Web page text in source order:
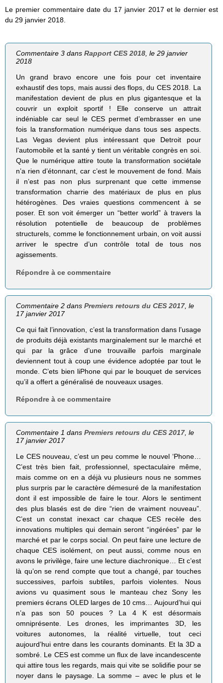
Le premier commentaire date du 17 janvier 2017 et le dernier est
du 29 janvier 2018.
Commentaire 3 dansRapport CES 2018, le 29 janvier
2018
Un grand bravo encore une fois pour cet inventaire
exhaustif des tops, mais aussi des flops, du CES 2018. La
manifestation devient de plus en plus gigantesque et la
couvrir un exploit sportif ! Elle conserve un attrait
indéniable car seul le CES permet d’embrasser en une
fois la transformation numérique dans tous ses aspects.
Las Vegas devient plus intéressant que Detroit pour
l’automobile et la santé y tient un véritable congrès en soi.
Que le numérique attire toute la transformation sociétale
n’a rien d’étonnant, car c’est le mouvement de fond. Mais
il n’est pas non plus surprenant que cette immense
transformation charrie des matériaux de plus en plus
hétérogènes. Des vraies questions commencent à se
poser. Et son voit émerger un “better world” à travers la
résolution potentielle de beaucoup de problèmes
structurels, comme le fonctionnement urbain, on voit aussi
arriver le spectre d’un contrôle total de tous nos
agissements.
Répondre à ce commentaire
Commentaire 2 dansPremiers retours du CES 2017, le
17 janvier 2017
Ce qui fait l’innovation, c’est la transformation dans l’usage
de produits déjà existants marginalement sur le marché et
qui par la grâce d’une trouvaille parfois marginale
deviennent tout à coup une évidence adoptée par tout le
monde. C’ets bien liPhone qui par le bouquet de services
qu’il a offert a généralisé de nouveaux usages.
Répondre à ce commentaire
Commentaire 1 dansPremiers retours du CES 2017, le
17 janvier 2017
Le CES nouveau, c’est un peu comme le nouvel ‘Phone…
C’est très bien fait, professionnel, spectaculaire même,
mais comme on en a déjà vu plusieurs nous ne sommes
plus surpris par le caractère démesuré de la manifestation
dont il est impossible de faire le tour. Alors le sentiment
des plus blasés est de dire “rien de vraiment nouveau”.
C’est un constat inexact car chaque CES recèle des
innovations multiples qui demain seront “ingérées” par le
marché et par le corps social. On peut faire une lecture de
chaque CES isolément, on peut aussi, comme nous en
avons le privilège, faire une lecture diachronique… Et c’est
là qu’on se rend compte que tout a changé, par touches
successives, parfois subtiles, parfois violentes. Nous
avions vu quasiment sous le manteau chez Sony les
premiers écrans OLED larges de 10 cms… Aujourd’hui qui
n’a pas son 50 pouces ? La 4 K est désormais
omniprésente. Les drones, les imprimantes 3D, les
voitures autonomes, la réalité virtuelle, tout ceci
aujourd’hui entre dans les courants dominants. Et la 3D a
sombré. Le CES est comme un flux de lave incandescente
qui attire tous les regards, mais qui vite se solidifie pour se
noyer dans le paysage. La somme – avec le plus et le